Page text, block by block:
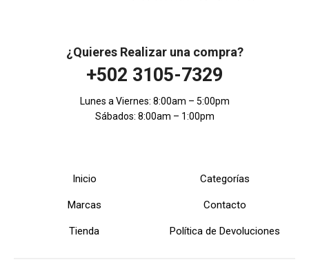
¿Quieres Realizar una compra?
+502 3105-7329
Lunes a Viernes: 8:00am – 5:00pm
Sábados: 8:00am – 1:00pm
Inicio Categorías
Marcas Contacto
Tienda Política de Devoluciones